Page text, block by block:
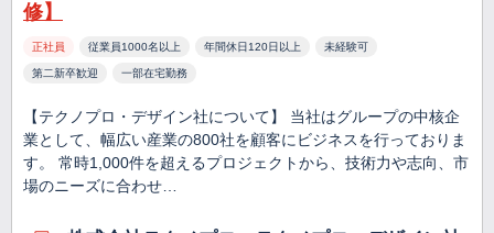
修】
正社員 従業員1000名以上 年間休日120日以上 未経験可
第二新卒歓迎 一部在宅勤務
【テクノプロ・デザイン社について】 当社はグループの中核企
業として、幅広い産業の800社を顧客にビジネスを行っておりま
す。 常時1,000件を超えるプロジェクトから、技術力や志向、市
場のニーズに合わせ…